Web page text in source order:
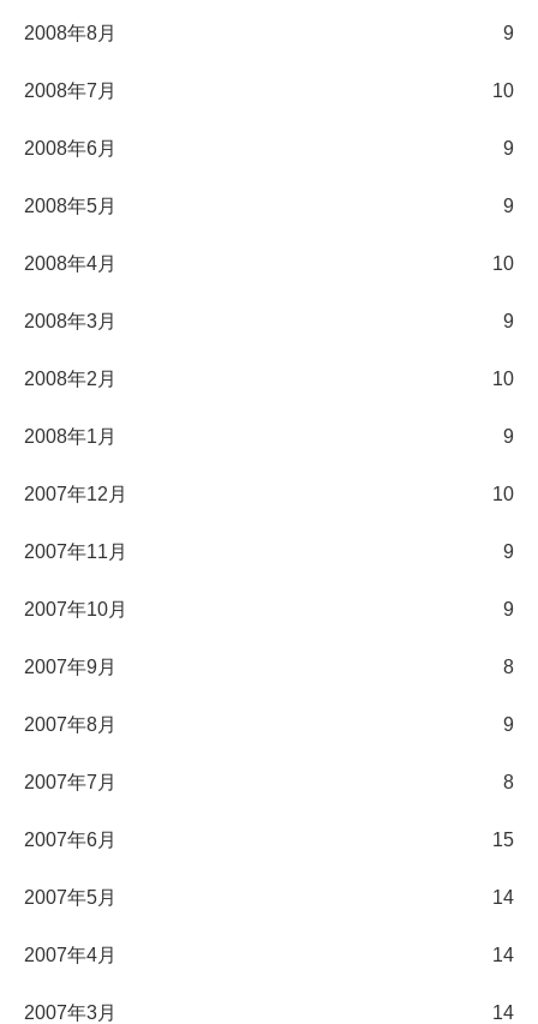
2008年8月 9
2008年7月 10
2008年6月 9
2008年5月 9
2008年4月 10
2008年3月 9
2008年2月 10
2008年1月 9
2007年12月 10
2007年11月 9
2007年10月 9
2007年9月 8
2007年8月 9
2007年7月 8
2007年6月 15
2007年5月 14
2007年4月 14
2007年3月 14